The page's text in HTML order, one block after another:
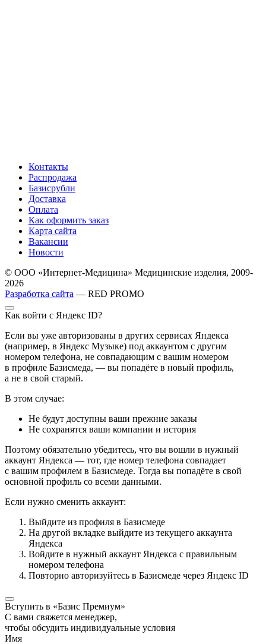
Контакты
Распродажа
Базисрубли
Доставка
Оплата
Как оформить заказ
Карта сайта
Вакансии
Новости
© ООО «Интернет-Медицина» Медицинские изделия, 2009-
2026
Разработка сайта — RED PROMO
Как войти с Яндекс ID?
Если вы уже авторизованы в других сервисах Яндекса
(например, в Яндекс Музыке) под аккаунтом с другим
номером телефона, не совпадающим с вашим номером
в профиле Базисмеда, — вы попадёте в новый профиль,
а не в свой старый.
В этом случае:
Не будут доступны ваши прежние заказы
Не сохранятся ваши компании и история
Поэтому обязательно убедитесь, что вы вошли в нужный
аккаунт Яндекса — тот, где номер телефона совпадает
с вашим профилем в Базисмеде. Тогда вы попадёте в свой
основной профиль со всеми данными.
Если нужно сменить аккаунт:
Выйдите из профиля в Базисмеде
На другой вкладке выйдите из текущего аккаунта
Яндекса
Войдите в нужный аккаунт Яндекса с правильным
номером телефона
Повторно авторизуйтесь в Базисмеде через Яндекс ID
Вступить в «Базис Премиум»
С вами свяжется менеджер,
чтобы обсудить индивидуальные условия
Имя